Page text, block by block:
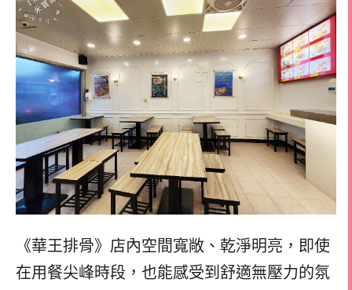
《華王排骨》店內空間寬敞、乾淨明亮，即使
在用餐尖峰時段，也能感受到舒適無壓力的氛